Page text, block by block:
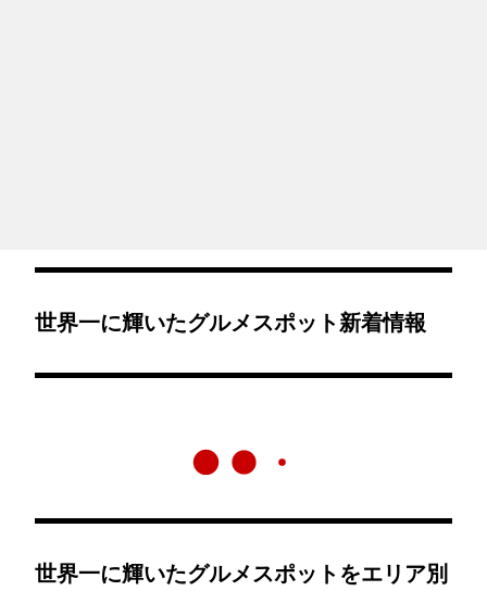
世界一に輝いたグルメスポット新着情報
世界一に輝いたグルメスポットをエリア別